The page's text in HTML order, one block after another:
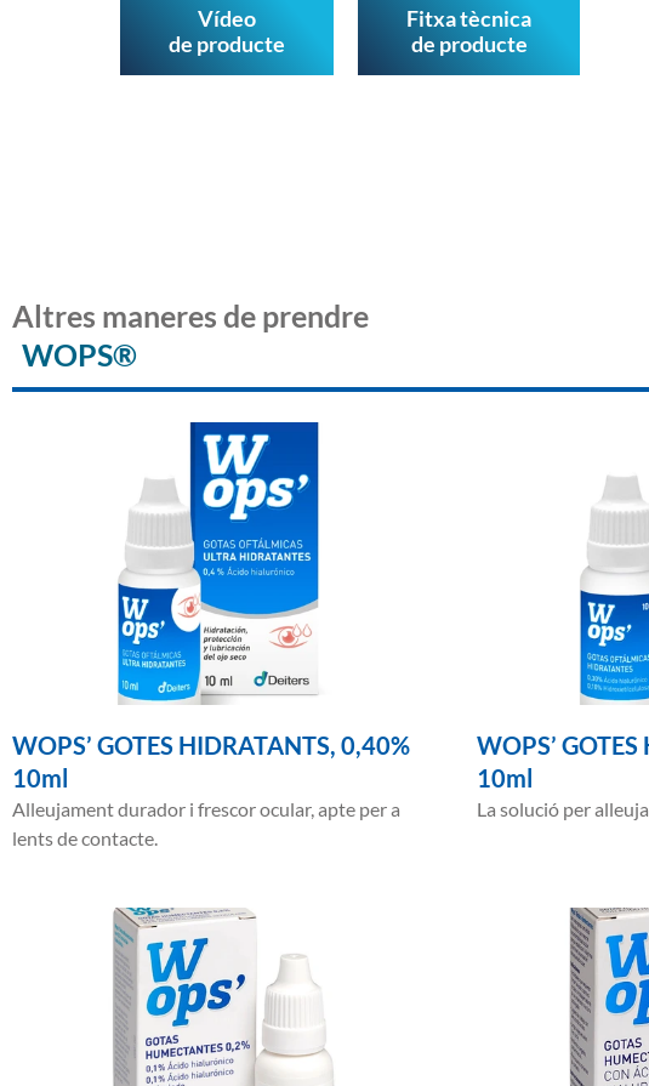
Vídeo
de producte
Fitxa tècnica
de producte
Altres maneres de prendre
WOPS®
WOPS’ GOTES HIDRATANTS, 0,40%
10ml
Alleujament durador i frescor ocular, apte per a
lents de contacte.
WOPS’
10ml
La solució per